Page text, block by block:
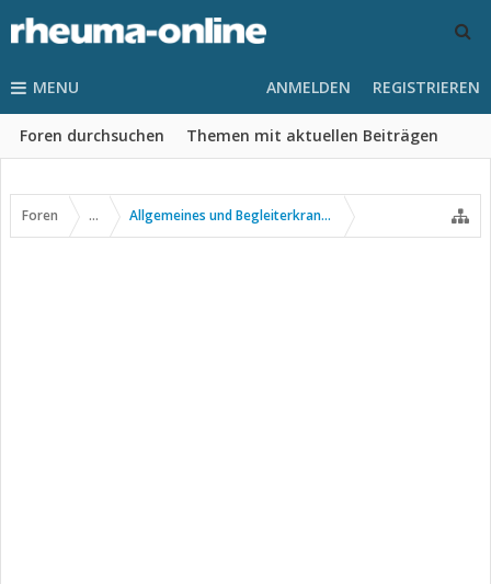
MENU
Foren durchsuchen Themen mit aktuellen Beiträgen
ANMELDEN REGISTRIEREN
Foren ... Allgemeines und Begleiterkrankungen